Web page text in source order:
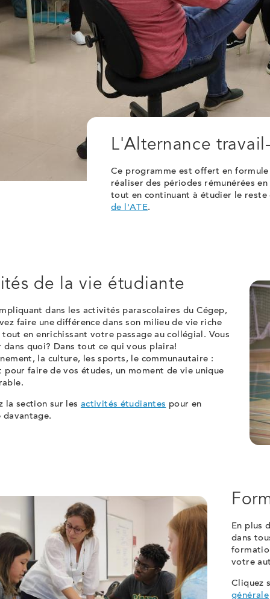
L'Alternance
Ce programme est offert en
réaliser des périodes rémunérées
tout en continuant à étudier le reste
de l'ATE.
de la vie étudiante
dans les activités parascolaires du Cégep,
faire une différence dans son milieu de vie riche
en enrichissant votre passage au collégial. Vous
dans quoi? Dans tout ce qui vous plaira!
la culture, les sports, le communautaire :
pour faire de vos études, un moment de vie unique
la section sur les activités étudiantes pour en
davantage.
En plus
dans
votre
Cliquez
générale